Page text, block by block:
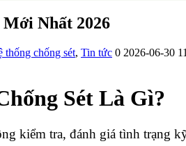
Nhất 2026
thống chống sét, Tin tức 0 2026-06-30
Sét Là Gì?
kiểm tra, đánh giá tình trạng